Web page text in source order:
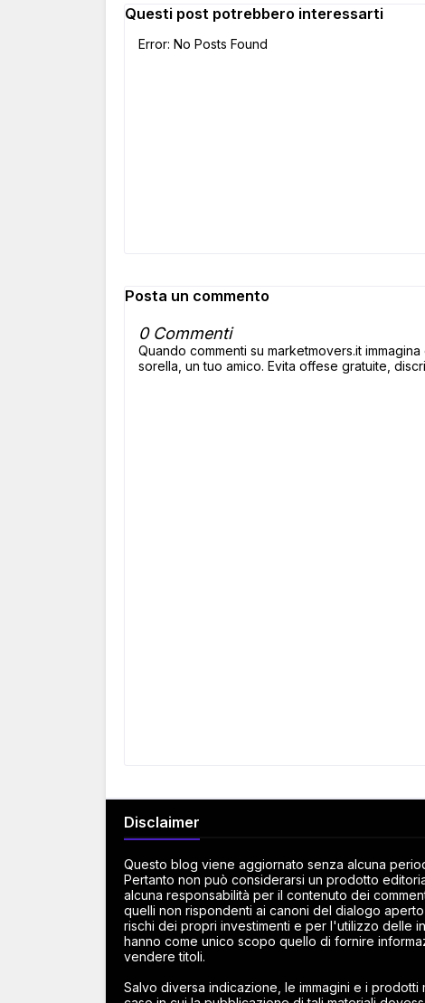
Questi post potrebbero interessarti
Error: No Posts Found
Posta un commento
0 Commenti
Quando commenti su marketmovers.it
sorella, un tuo amico. Evita offese gratuite,
Disclaimer
Questo blog viene aggiornato senza alcuna
Pertanto non può considerarsi un prodotto
alcuna responsabilità per il contenuto dei
quelli non rispondenti ai canoni del dialogo
rischi dei propri investimenti e per l'utilizzo delle
hanno come unico scopo quello di fornire
vendere titoli.
Salvo diversa indicazione, le immagini e i